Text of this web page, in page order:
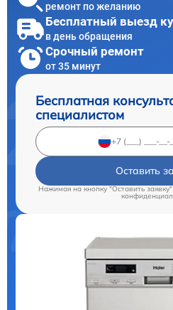
ремонт по желанию
Бесплатный выезд
в день обращения
Срочный ремонт
от 35 минут
Бесплатная
специалистом
Оставить
Нажимая на кнопку "Оставить